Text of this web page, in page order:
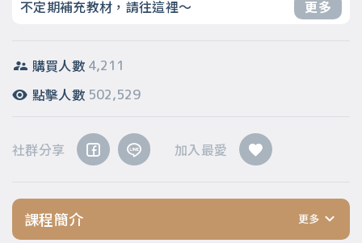
不定期補充教材，請往這裡～ 更多
購買人數 4,211
點擊人數 502,529
社群分享 加入最愛
課程簡介